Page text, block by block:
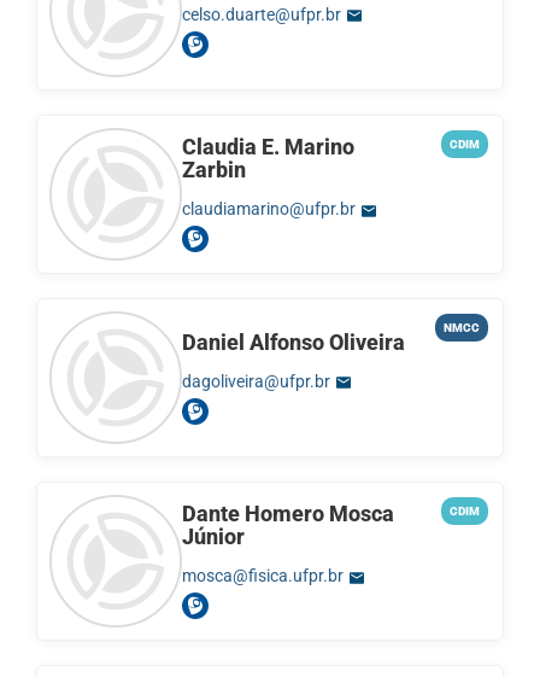
celso.duarte@ufpr.br
CDIM
Claudia E. Marino
Zarbin
claudiamarino@ufpr.br
NMCC
Daniel Alfonso Oliveira
dagoliveira@ufpr.br
CDIM
Dante Homero Mosca
Júnior
mosca@fisica.ufpr.br